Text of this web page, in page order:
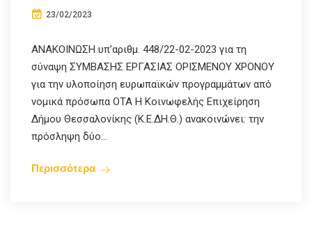
23/02/2023
ΑΝΑΚΟΙΝΩΣΗ υπ’αριθμ. 448/22-02-2023 για τη
σύναψη ΣΥΜΒΑΣΗΣ ΕΡΓΑΣΙΑΣ ΟΡΙΣΜΕΝΟΥ ΧΡΟΝΟΥ
για την υλοποίηση ευρωπαϊκών προγραμμάτων από
νομικά πρόσωπα ΟΤΑ Η Κοινωφελής Επιχείρηση
Δήμου Θεσσαλονίκης (Κ.Ε.ΔΗ.Θ.) ανακοινώνει: την
πρόσληψη δύο...
Περισσότερα